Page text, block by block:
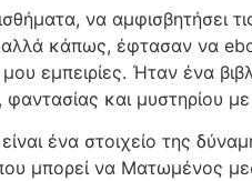
να αμφισβητήσει
κάπως, έφτασαν να
εμπειρίες. Ήταν ένα
φαντασίας και μυστηρίου
ένα στοιχείο της
μπορεί να Ματωμένος